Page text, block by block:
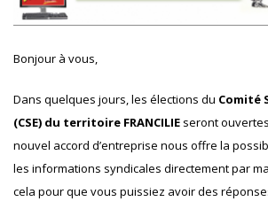
Bonjour à vous,
Dans quelques jours, les élections du Comité
(CSE) du territoire FRANCILIE seront
nouvel accord d’entreprise nous offre la
les informations syndicales directement par
cela pour que vous puissiez avoir des